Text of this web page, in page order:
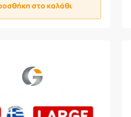
στο καλάθι